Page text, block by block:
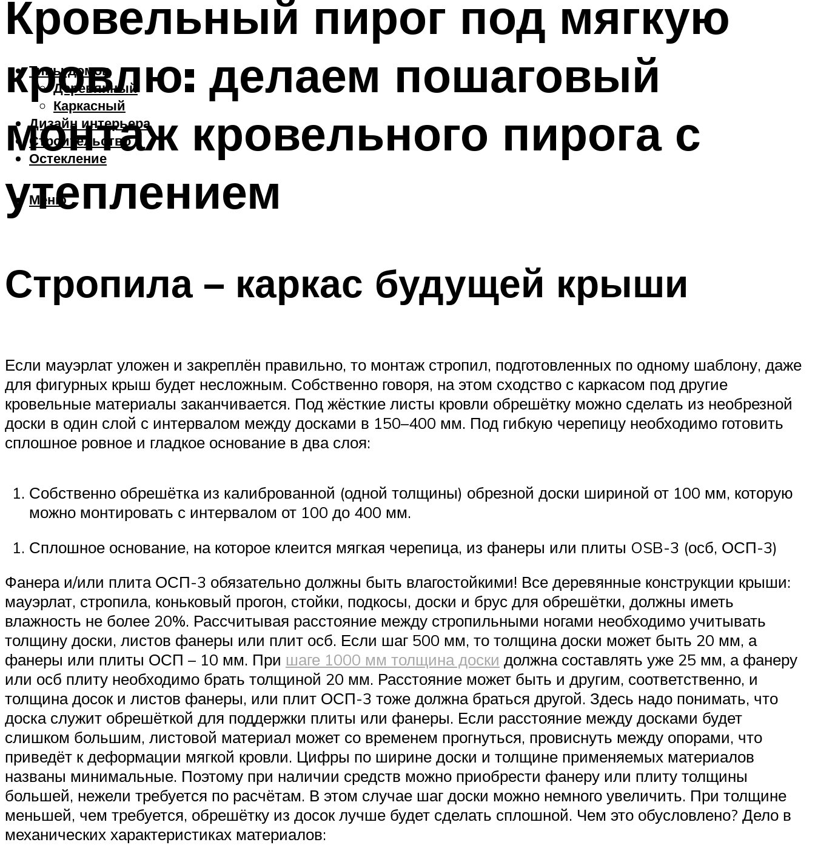
Типы домов
Деревянный
Каркасный
Дизайн интерьера
Строительство
Остекление
Меню
Кровельный пирог под мягкую
кровлю: делаем пошаговый
монтаж кровельного пирога с
утеплением
Стропила – каркас будущей крыши
Если мауэрлат уложен и закреплён правильно, то монтаж стропил, подготовленных по одному шаблону, даже
для фигурных крыш будет несложным. Собственно говоря, на этом сходство с каркасом под другие
кровельные материалы заканчивается. Под жёсткие листы кровли обрешётку можно сделать из необрезной
доски в один слой с интервалом между досками в 150–400 мм. Под гибкую черепицу необходимо готовить
сплошное ровное и гладкое основание в два слоя:
Собственно обрешётка из калиброванной (одной толщины) обрезной доски шириной от 100 мм, которую
можно монтировать с интервалом от 100 до 400 мм.
Сплошное основание, на которое клеится мягкая черепица, из фанеры или плиты OSB-3 (осб, ОСП-3)
Фанера и/или плита ОСП-3 обязательно должны быть влагостойкими! Все деревянные конструкции крыши:
мауэрлат, стропила, коньковый прогон, стойки, подкосы, доски и брус для обрешётки, должны иметь
влажность не более 20%. Рассчитывая расстояние между стропильными ногами необходимо учитывать
толщину доски, листов фанеры или плит осб. Если шаг 500 мм, то толщина доски может быть 20 мм, а
фанеры или плиты ОСП – 10 мм. При шаге 1000 мм толщина доски должна составлять уже 25 мм, а фанеру
или осб плиту необходимо брать толщиной 20 мм. Расстояние может быть и другим, соответственно, и
толщина досок и листов фанеры, или плит ОСП-3 тоже должна браться другой. Здесь надо понимать, что
доска служит обрешёткой для поддержки плиты или фанеры. Если расстояние между досками будет
слишком большим, листовой материал может со временем прогнуться, провиснуть между опорами, что
приведёт к деформации мягкой кровли. Цифры по ширине доски и толщине применяемых материалов
названы минимальные. Поэтому при наличии средств можно приобрести фанеру или плиту толщины
большей, нежели требуется по расчётам. В этом случае шаг доски можно немного увеличить. При толщине
меньшей, чем требуется, обрешётку из досок лучше будет сделать сплошной. Чем это обусловлено? Дело в
механических характеристиках материалов: